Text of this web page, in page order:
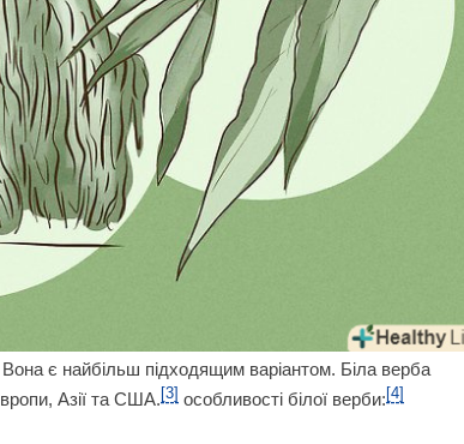
Вона є найбільш підходящим варіантом. Біла верба
Азії та США. [3] особливості білої верби: [4]